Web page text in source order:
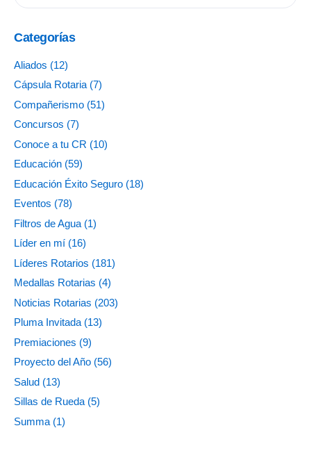
Categorías
Aliados (12)
Cápsula Rotaria (7)
Compañerismo (51)
Concursos (7)
Conoce a tu CR (10)
Educación (59)
Educación Éxito Seguro (18)
Eventos (78)
Filtros de Agua (1)
Líder en mí (16)
Líderes Rotarios (181)
Medallas Rotarias (4)
Noticias Rotarias (203)
Pluma Invitada (13)
Premiaciones (9)
Proyecto del Año (56)
Salud (13)
Sillas de Rueda (5)
Summa (1)